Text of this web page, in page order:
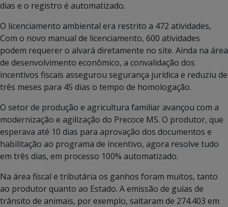
dias e o registro é automatizado.
O licenciamento ambiental era restrito a 472 atividades,
Com o novo manual de licenciamento, 600 atividades
podem requerer o alvará diretamente no site. Ainda na área
de desenvolvimento econômico, a convalidação dos
incentivos fiscais assegurou segurança jurídica e reduziu de
três meses para 45 dias o tempo de homologação.
O setor de produção e agricultura familiar avançou com a
modernização e agilização do Precoce MS. O produtor, que
esperava até 10 dias para aprovação dos documentos e
habilitação ao programa de incentivo, agora resolve tudo
em três dias, em processo 100% automatizado.
Na área fiscal e tributária os ganhos foram muitos, tanto
ao produtor quanto ao Estado. A emissão de guias de
trânsito de animais, por exemplo, saltaram de 274.403 em